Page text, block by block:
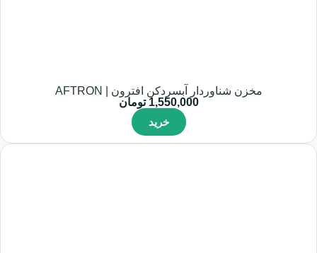
مخزن شناوردار آبسردکن افترون | AFTRON
1,550,000 تومان
خرید